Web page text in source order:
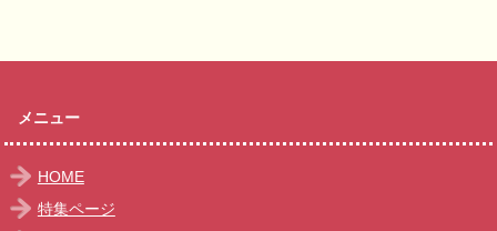
メニュー
HOME
特集ページ